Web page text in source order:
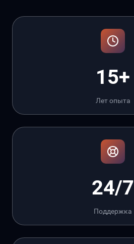
15+
Лет опыта
24/7
Поддержка